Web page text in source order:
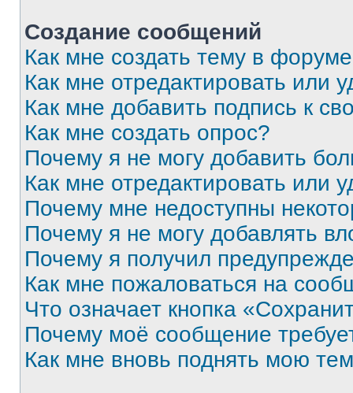
Создание сообщений
Как мне создать тему в
Как мне отредактировать или
Как мне добавить подпись к
Как мне создать опрос?
Почему я не могу добавить
Как мне отредактировать или
Почему мне недоступны
Почему я не могу добавлять
Почему я получил
Как мне пожаловаться на
Что означает кнопка
Почему моё сообщение
Как мне вновь поднять мою